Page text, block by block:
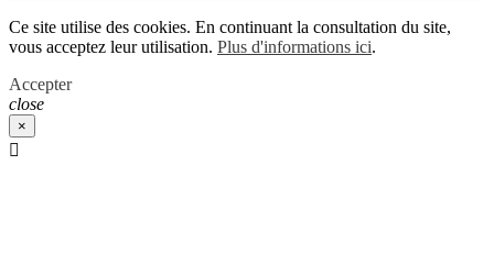
Ce site utilise des cookies. En continuant la consultation du site,
vous acceptez leur utilisation. Plus d'informations ici.
Accepter
close
×
